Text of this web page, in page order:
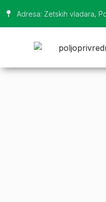
Adresa: Zetskih vladara,